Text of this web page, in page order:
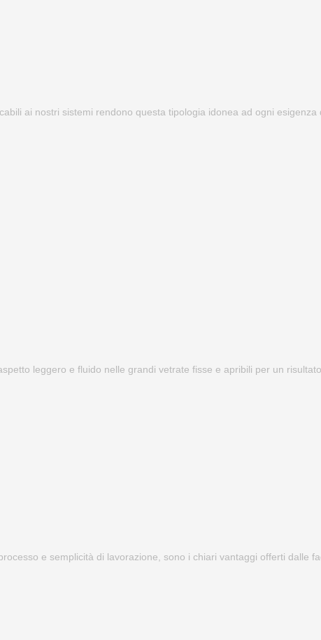
ai nostri sistemi rendono questa tipologia idonea ad ogni esigenza
leggero e fluido nelle grandi vetrate fisse e apribili per un
e semplicità di lavorazione, sono i chiari vantaggi offerti dalle